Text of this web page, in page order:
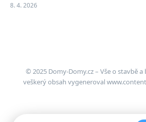
8. 4. 2026
© 2025 Domy-Domy.cz – Vše o stavbě a
veškerý obsah vygeneroval